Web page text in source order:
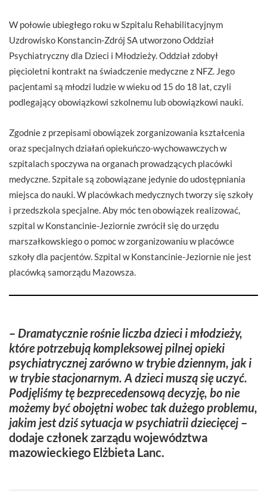
W połowie ubiegłego roku w Szpitalu Rehabilitacyjnym
Uzdrowisko Konstancin-Zdrój SA utworzono Oddział
Psychiatryczny dla Dzieci i Młodzieży. Oddział zdobył
pięcioletni kontrakt na świadczenie medyczne z NFZ. Jego
pacjentami są młodzi ludzie w wieku od 15 do 18 lat, czyli
podlegający obowiązkowi szkolnemu lub obowiązkowi nauki.
Zgodnie z przepisami obowiązek zorganizowania kształcenia
oraz specjalnych działań opiekuńczo-wychowawczych w
szpitalach spoczywa na organach prowadzących placówki
medyczne. Szpitale są zobowiązane jedynie do udostępniania
miejsca do nauki. W placówkach medycznych tworzy się szkoły
i przedszkola specjalne. Aby móc ten obowiązek realizować,
szpital w Konstancinie-Jeziornie zwrócił się do urzędu
marszałkowskiego o pomoc w zorganizowaniu w placówce
szkoły dla pacjentów. Szpital w Konstancinie-Jeziornie nie jest
placówką samorządu Mazowsza.
– Dramatycznie rośnie liczba dzieci i młodzieży,
które potrzebują kompleksowej pilnej opieki
psychiatrycznej zarówno w trybie dziennym, jak i
w trybie stacjonarnym. A dzieci muszą się uczyć.
Podjęliśmy tę bezprecedensową decyzję, bo nie
możemy być obojętni wobec tak dużego problemu,
jakim jest dziś sytuacja w psychiatrii dziecięcej –
dodaje członek zarządu województwa
mazowieckiego Elżbieta Lanc.